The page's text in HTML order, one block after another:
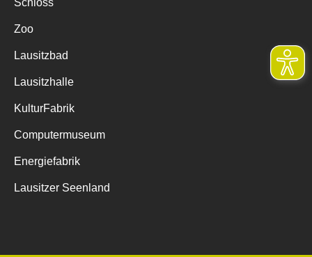
Zoo
Lausitzbad
Lausitzhalle
KulturFabrik
Computermuseum
Energiefabrik
Lausitzer Seenland